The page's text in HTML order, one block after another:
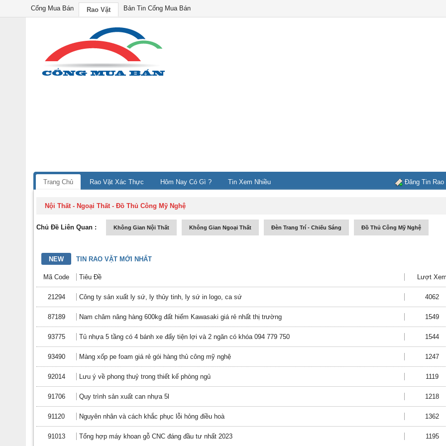
Cổng Mua Bán Rao Vặt Bản Tin Cổng Mua Bán
Trang Chủ Rao Vặt Xác Thực Hôm Nay Có Gì ? Tin Xem Nhiều Đăng Tin Rao
Nội Thất - Ngoại Thất-Đồ Thủ Công Mỹ Nghệ
Chủ Đề Liên Quan : Không Gian Nội Thất Không Gian Ngoại Thất Đèn Trang Trí - Chiếu Sáng Đồ Thủ Công Mỹ Nghệ
NEW TIN RAO VẶT MỚI NHẤT
Mã Code Tiêu Đề Lượt
21294 Công ty sản xuất ly sứ, ly thủy tinh, ly sứ in logo, ca sứ 4062
87189 Nam châm nâng hàng 600kg đất hiếm Kawasaki giá rẻ nhất thị trường 1549
93775 Tủ nhựa 5 tầng có 4 bánh xe đẩy tiện lợi và 2 ngăn có khóa 094 779 750 1544
93490 Màng xốp pe foam giá rẻ gói hàng thủ công mỹ nghệ 1247
92014 Lưu ý về phong thuỷ trong thiết kế phòng ngủ 1119
91706 Quy trình sản xuất can nhựa 5l 1218
91120 Nguyên nhân và cách khắc phục lỗi hỏng điều hoà 1362
91013 Tổng hợp máy khoan gỗ CNC đáng đầu tư nhất 2023 1195